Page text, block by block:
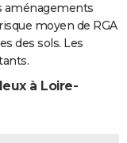
aménagements
moyen de RGA
des sols. Les
à Loire-